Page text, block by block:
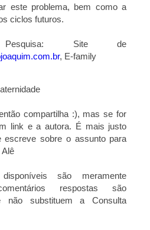
este problema, bem como a
ciclos futuros.
Site de
, E-family
compartilha :), mas se for
link e a autora. É mais justo
escreve sobre o assunto para
Alê
são meramente
respostas são
não substituem a Consulta